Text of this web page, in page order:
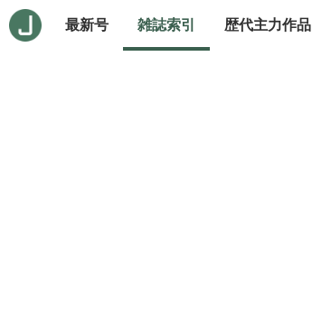
最新号 雑誌索引 歴代主力作品